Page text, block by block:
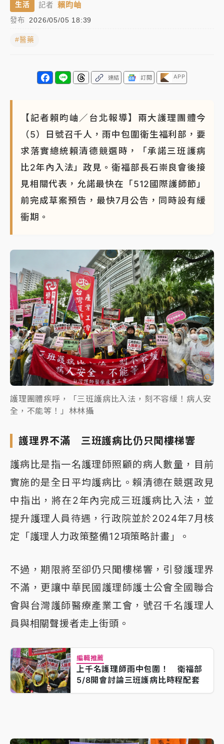
故宮《龍藏經》特展第2檔！今線上預約開賣一度塞車
周六起展出延長至晚上7時
台東農業處長涉圖利渡假村！東檢抗告成功 今重開羈
父親節泡湯了！中颱白海豚雨彈轟3天 「紅到發紫」降
雨熱區曝
生活 記者 賴昀岫
發布 2026/05/05 18:39
#醫藥
連結 訂閱 APP
【記者賴昀岫／台北報導】兩大護理團體今
（5）日號召千人，雨中包圍衛生福利部，要
求落實總統賴清德競選時，「承諾三班護病
比2年內入法」政見。衛福部長石崇良會後接
見相關代表，允諾最快在「512國際護師節」
前完成草案預告，最快7月公告，同時設有緩
衝期。
護理團體疾呼，「三班護病比入法，刻不容緩！病人安
全，不能等！」林林攝
護理界不滿 三班護病比仍只聞樓梯響
護病比是指一名護理師照顧的病人數量，目前
實施的是全日平均護病比。賴清德在競選政見
中指出，將在2年內完成三班護病比入法，並
提升護理人員待遇，行政院並於2024年7月核
定「護理人力政策整備12項策略計畫」。
不過，期限將至卻仍只聞樓梯響，引發護理界
不滿，更讓中華民國護理師護士公會全國聯合
會與台灣護師醫療產業工會，號召千名護理人
員與相關聲援者走上街頭。
編輯推薦
上千名護理師雨中包圍！ 衛福部
5/8開會討論三班護病比時程配套